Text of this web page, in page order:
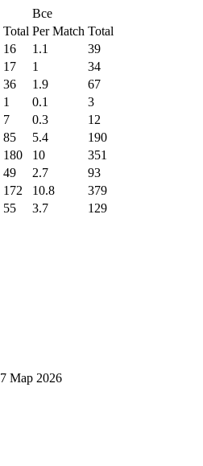
Все
Total Per Match Total
16 1.1
39
17 1
34
36 1.9
67
1 0.1
3
7 0.3
12
85 5.4
190
180 10
351
49 2.7
93
172 10.8
379
55 3.7
129
7 Мар 2026